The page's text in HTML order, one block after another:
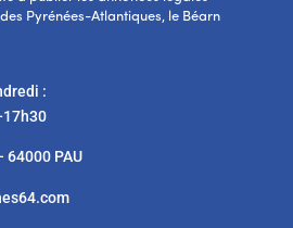
Pyrénées-Atlantiques, le Béarn
:
64000 PAU